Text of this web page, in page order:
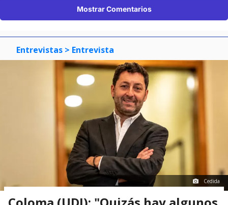
Mostrar Comentarios
Entrevistas > Entrevista
Cedida